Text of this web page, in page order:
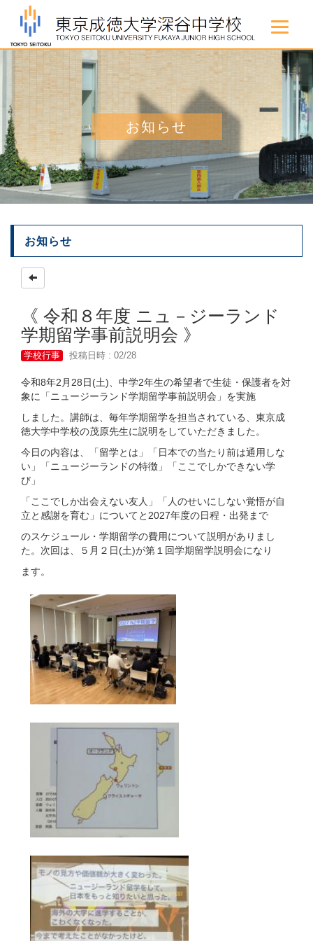
お知らせ
お知らせ
《 令和８年度 ニュ－ジーランド
学期留学事前説明会 》
学校行事 投稿日時 : 02/28
令和8年2月28日(土)、中学2年生の希望者で生徒・保護者を対
象に「ニュージーランド学期留学事前説明会」を実施
しました。講師は、毎年学期留学を担当されている、東京成
徳大学中学校の茂原先生に説明をしていただきました。
今日の内容は、「留学とは」「日本での当たり前は通用しな
い」「ニュージーランドの特徴」「ここでしかできない学
び」
「ここでしか出会えない友人」「人のせいにしない覚悟が自
立と感謝を育む」についてと2027年度の日程・出発まで
のスケジュール・学期留学の費用について説明がありまし
た。次回は、５月２日(土)が第１回学期留学説明会になり
ます。